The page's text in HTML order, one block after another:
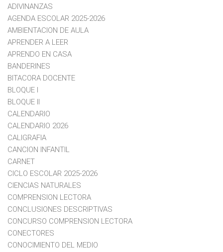
ADIVINANZAS
AGENDA ESCOLAR 2025-2026
AMBIENTACION DE AULA
APRENDER A LEER
APRENDO EN CASA
BANDERINES
BITACORA DOCENTE
BLOQUE I
BLOQUE II
CALENDARIO
CALENDARIO 2026
CALIGRAFIA
CANCION INFANTIL
CARNET
CICLO ESCOLAR 2025-2026
CIENCIAS NATURALES
COMPRENSION LECTORA
CONCLUSIONES DESCRIPTIVAS
CONCURSO COMPRENSION LECTORA
CONECTORES
CONOCIMIENTO DEL MEDIO